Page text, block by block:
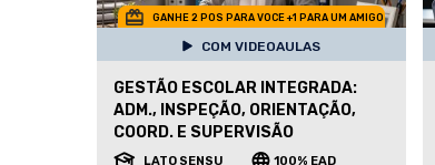
GANHE 2 POS PARA VOCE +1 PARA UM AMIGO
COM VIDEOAULAS
GESTÃO ESCOLAR INTEGRADA:
ADM., INSPEÇÃO, ORIENTAÇÃO,
COORD. E SUPERVISÃO
LATO SENSU 100% EAD